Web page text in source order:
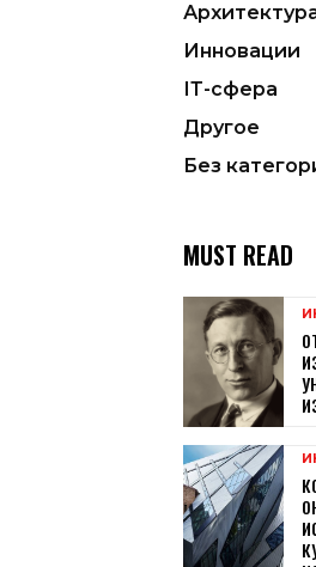
Инновации
ІТ-сфера
Другое
Без
MUST READ